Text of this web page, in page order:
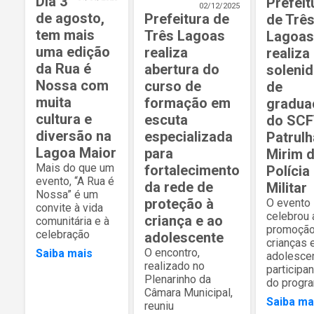
de agosto,
tem mais
uma edição
da Rua é
Nossa com
muita
cultura e
diversão na
Lagoa Maior
Mais do que um
evento, “A Rua é
Nossa” é um
convite à vida
comunitária e à
celebração
Saiba mais
02/12/2025
Prefeitura de
Três Lagoas
realiza
abertura do
curso de
formação em
escuta
especializada
para
fortalecimento
da rede de
proteção à
criança e ao
adolescente
O encontro,
realizado no
Plenarinho da
Câmara Municipal,
reuniu
de Três
Lagoas
realiza
de
do
Mirim
Polícia
Militar
O evento
celebrou
crianças
do
Saiba